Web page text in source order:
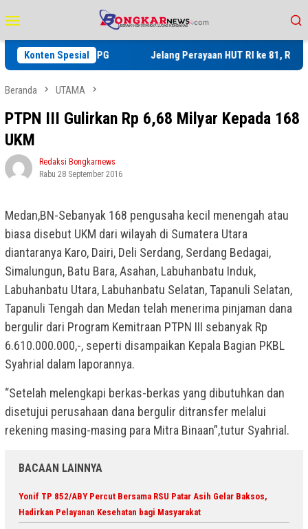
ke
kontenMobile
Konten Spesial
SPPG Jelang Perayaan HUT RI ke 81, Rutan Kelas
Beranda UTAMA
PTPN III Gulirkan Rp 6,68 Milyar Kepada 168
UKM
Redaksi Bongkarnews
Rabu 28 September 2016
Medan,BN-Sebanyak 168 pengusaha kecil menengah atau
biasa disebut UKM dari wilayah di Sumatera Utara
diantaranya Karo, Dairi, Deli Serdang, Serdang Bedagai,
Simalungun, Batu Bara, Asahan, Labuhanbatu Induk,
Labuhanbatu Utara, Labuhanbatu Selatan, Tapanuli Selatan,
Tapanuli Tengah dan Medan telah menerima pinjaman dana
bergulir dari Program Kemitraan PTPN III sebanyak Rp
6.610.000.000,-, seperti disampaikan Kepala Bagian PKBL
Syahrial dalam laporannya.
“Setelah melengkapi berkas-berkas yang dibutuhkan dan
disetujui perusahaan dana bergulir ditransfer melalui
rekening masing-masing para Mitra Binaan”,tutur Syahrial.
BACAAN LAINNYA
Yonif TP 852/ABY Percut Bersama RSU Patar Asih Gelar Baksos,
Hadirkan Pelayanan Kesehatan bagi Masyarakat